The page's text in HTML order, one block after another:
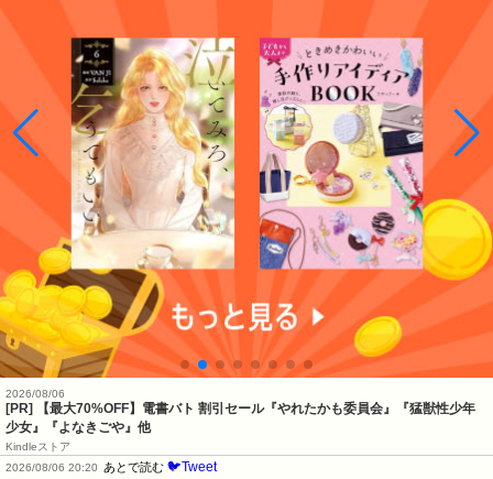
2026/08/06
[PR]
【最大70%OFF】電書バト 割引セール『やれたかも委員会』『猛獣性少年
少女』『よなきごや』他
Kindleストア
2026/08/06 20:20
あとで読む 🐦Tweet